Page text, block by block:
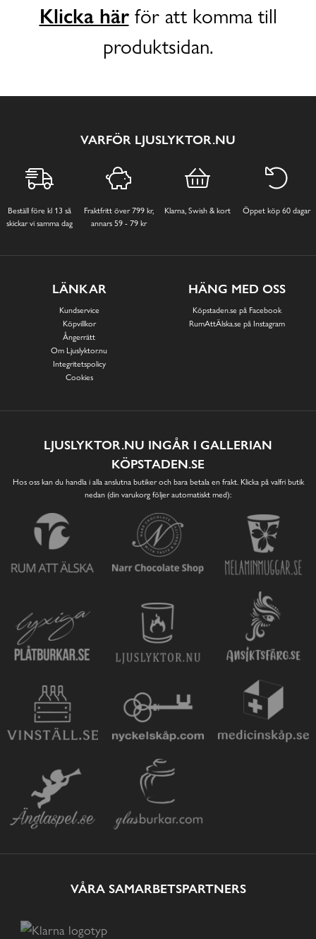
Klicka härför att komma till
produktsidan.
VARFÖR LJUSLYKTOR.NU
Beställ före kl 13 så
skickar vi samma dag
Fraktfritt över 799 kr,
annars 59 - 79 kr
Klarna, Swish & kort Öppet köp 60 dagar
LÄNKAR
Kundservice
Köpvillkor
Ångerrätt
Om Ljuslyktor.nu
Integritetspolicy
Cookies
HÄNG MED OSS
Köpstaden.se på Facebook
RumAttÄlska.se på Instagram
LJUSLYKTOR.NU INGÅR I GALLERIAN
KÖPSTADEN.SE
Hos oss kan du handla i alla anslutna butiker och bara betala en frakt. Klicka på valfri butik
nedan (din varukorg följer automatiskt med):
VÅRA SAMARBETSPARTNERS